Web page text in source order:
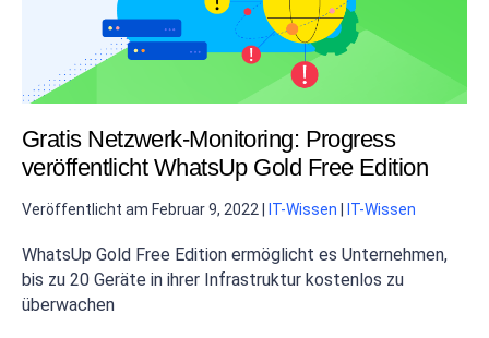
Gratis Netzwerk-Monitoring: Progress
veröffentlicht WhatsUp Gold Free Edition
Veröffentlicht am Februar 9, 2022 IT-Wissen IT-Wissen
WhatsUp Gold Free Edition ermöglicht es Unternehmen,
bis zu 20 Geräte in ihrer Infrastruktur kostenlos zu
überwachen